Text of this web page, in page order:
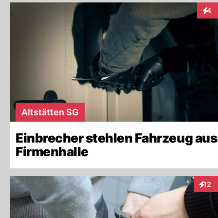
4
Altstätten SG
Einbrecher stehlen Fahrzeug aus
Firmenhalle
12